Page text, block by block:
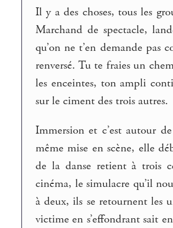
Il y a des choses, tous les
Marchand de spectacle,
qu’on ne t’en demande pas
renversé. Tu te fraies un
les enceintes, ton ampli
sur le ciment des trois autres.
Immersion et c’est autour
même mise en scène, elle
de la danse retient à trois
cinéma, le simulacre qu’il
à deux, ils se retournent les
victime en s’effondrant sait